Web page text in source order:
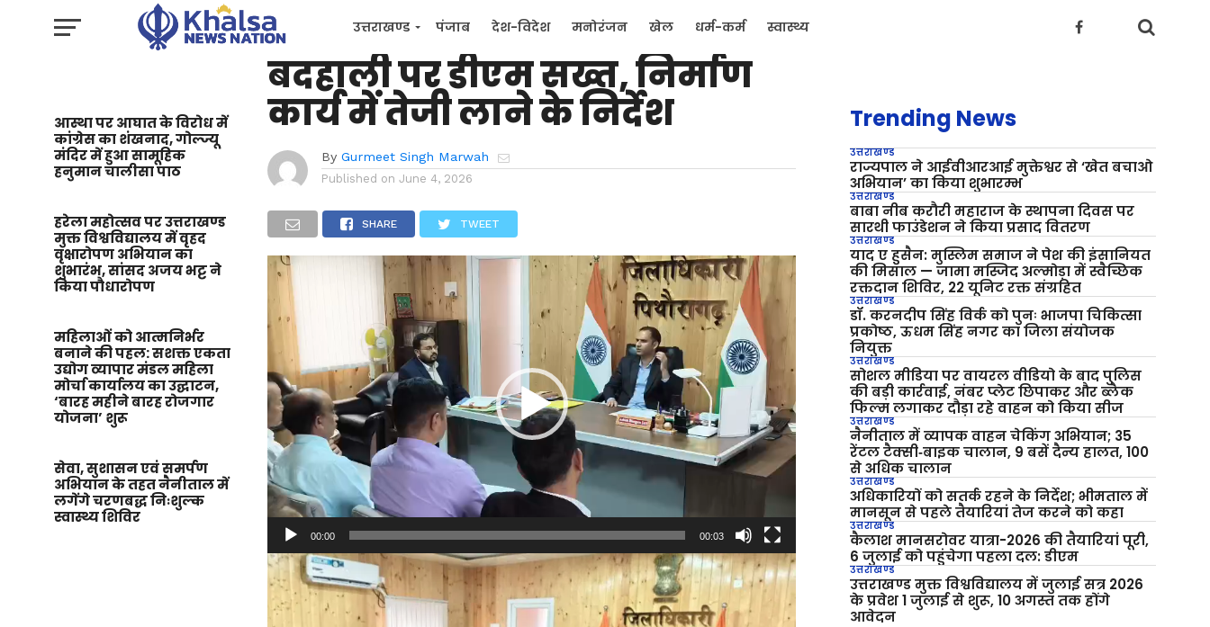
उत्तराखण्ड पंजाब देश-विदेश मनोरंजन खेल धर्म-कर्म स्वास्थ्य
प्रशासनिक जन मुद्दे
आस्था पर आघात के विरोध में
कांग्रेस का शंखनाद, गोल्ज्यू
मंदिर में हुआ सामूहिक
हनुमान चालीसा पाठ
हरेला महोत्सव पर उत्तराखण्ड
मुक्त विश्वविद्यालय में वृहद
वृक्षारोपण अभियान का
शुभारंभ, सांसद अजय भट्ट ने
किया पौधारोपण
महिलाओं को आत्मनिर्भर
बनाने की पहल: सशक्त एकता
उद्योग व्यापार मंडल महिला
मोर्चा कार्यालय का उद्घाटन,
‘बारह महीने बारह रोजगार
योजना’ शुरू
सेवा, सुशासन एवं समर्पण
अभियान के तहत नैनीताल में
लगेंगे चरणबद्ध निःशुल्क
स्वास्थ्य शिविर
सातशीलिंग-थल मोटर मार्ग की
बदहाली पर डीएम सख्त, निर्माण
कार्य में तेजी लाने के निर्देश
By Gurmeet Singh Marwah
Published on June 4, 2026
SHARE TWEET
Video
Player
00:00 00:03
Trending News
उत्तराखण्ड
राज्यपाल ने आईवीआरआई मुक्तेश्वर से ‘खेत बचाओ
अभियान’ का किया शुभारम्भ
उत्तराखण्ड
बाबा नीब करौरी महाराज के स्थापना दिवस पर
सारथी फाउंडेशन ने किया प्रसाद वितरण
उत्तराखण्ड
याद ए हुसैन: मुस्लिम समाज ने पेश की इंसानियत
की मिसाल — जामा मस्जिद अल्मोड़ा में स्वैच्छिक
रक्तदान शिविर, 22 यूनिट रक्त संग्रहित
उत्तराखण्ड
डॉ. करनदीप सिंह विर्क को पुनः भाजपा चिकित्सा
प्रकोष्ठ, ऊधम सिंह नगर का जिला संयोजक
नियुक्त
उत्तराखण्ड
सोशल मीडिया पर वायरल वीडियो के बाद पुलिस
की बड़ी कार्रवाई, नंबर प्लेट छिपाकर और ब्लैक
फिल्म लगाकर दौड़ा रहे वाहन को किया सीज
उत्तराखण्ड
नैनीताल में व्यापक वाहन चेकिंग अभियान; 35
रेंटल टैक्सी‑बाइक चालान, 9 बसें दैन्य हालत, 100
से अधिक चालान
उत्तराखण्ड
अधिकारियों को सतर्क रहने के निर्देश; भीमताल में
मानसून से पहले तैयारियां तेज करने को कहा
उत्तराखण्ड
कैलाश मानसरोवर यात्रा-2026 की तैयारियां पूरी,
6 जुलाई को पहुंचेगा पहला दल: डीएम
उत्तराखण्ड
उत्तराखण्ड मुक्त विश्वविद्यालय में जुलाई सत्र 2026
के प्रवेश 1 जुलाई से शुरू, 10 अगस्त तक होंगे
आवेदन